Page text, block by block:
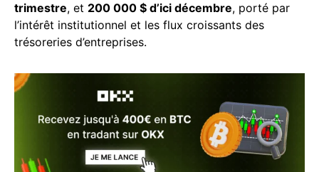
trimestre, et 200 000 $ d’ici décembre, porté par
l’intérêt institutionnel et les flux croissants des
trésoreries d’entreprises.